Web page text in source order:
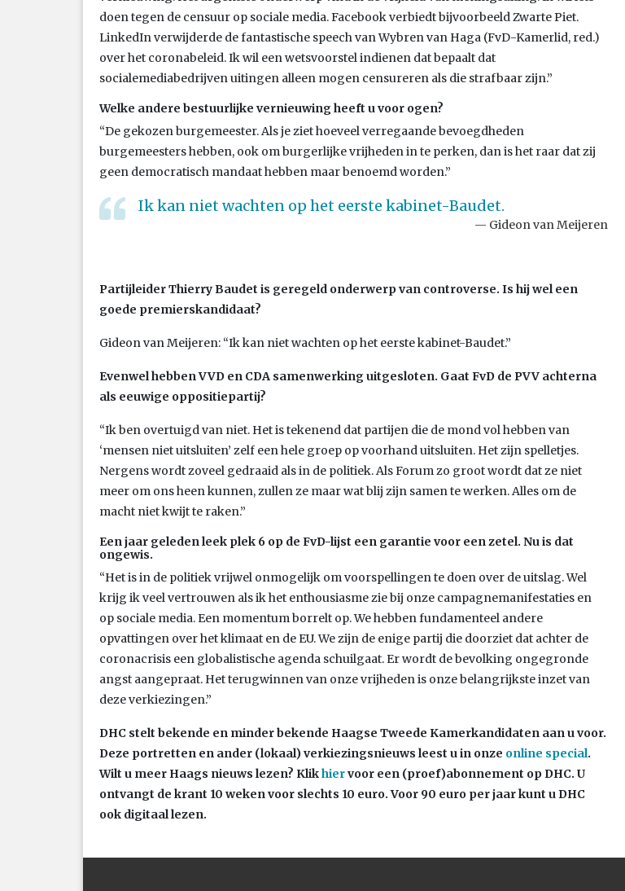
doen tegen de censuur op sociale media. Facebook verbiedt bijvoorbeeld Zwarte Piet.
LinkedIn verwijderde de fantastische speech van Wybren van Haga (FvD-Kamerlid, red.)
over het coronabeleid. Ik wil een wetsvoorstel indienen dat bepaalt dat
socialemediabedrijven uitingen alleen mogen censureren als die strafbaar zijn.”
Welke andere bestuurlijke vernieuwing heeft u voor ogen?
“De gekozen burgemeester. Als je ziet hoeveel verregaande bevoegdheden
burgemeesters hebben, ook om burgerlijke vrijheden in te perken, dan is het raar dat zij
geen democratisch mandaat hebben maar benoemd worden.”
Ik kan niet wachten op het eerste kabinet-Baudet.
Gideon van Meijeren
Partijleider Thierry Baudet is geregeld onderwerp van controverse. Is hij wel een
goede premierskandidaat?
Gideon van Meijeren: “Ik kan niet wachten op het eerste kabinet-Baudet.”
Evenwel hebben VVD en CDA samenwerking uitgesloten. Gaat FvD de PVV achterna
als eeuwige oppositiepartij?
“Ik ben overtuigd van niet. Het is tekenend dat partijen die de mond vol hebben van
‘mensen niet uitsluiten’ zelf een hele groep op voorhand uitsluiten. Het zijn spelletjes.
Nergens wordt zoveel gedraaid als in de politiek. Als Forum zo groot wordt dat ze niet
meer om ons heen kunnen, zullen ze maar wat blij zijn samen te werken. Alles om de
macht niet kwijt te raken.”
Een jaar geleden leek plek 6 op de FvD-lijst een garantie voor een zetel. Nu is dat
ongewis.
“Het is in de politiek vrijwel onmogelijk om voorspellingen te doen over de uitslag. Wel
krijg ik veel vertrouwen als ik het enthousiasme zie bij onze campagnemanifestaties en
op sociale media. Een momentum borrelt op. We hebben fundamenteel andere
opvattingen over het klimaat en de EU. We zijn de enige partij die doorziet dat achter de
coronacrisis een globalistische agenda schuilgaat. Er wordt de bevolking ongegronde
angst aangepraat. Het terugwinnen van onze vrijheden is onze belangrijkste inzet van
deze verkiezingen.”
DHC stelt bekende en minder bekende Haagse Tweede Kamerkandidaten aan u voor.
Deze portretten en ander (lokaal) verkiezingsnieuws leest u in onze online special.
Wilt u meer Haags nieuws lezen? Klikhiervoor een (proef)abonnement op DHC. U
ontvangt de krant 10 weken voor slechts 10 euro. Voor 90 euro per jaar kunt u DHC
ook digitaal lezen.